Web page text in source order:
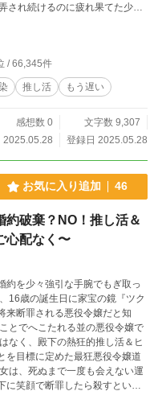
れ、限界に達した少女の物
ってもらえたが、男子にからか
てそれを捨てる。 ・難波
楽しんでいる。
/ 66,345件
推し活 もう遅い
感想数 0
文字数 9,307
2025.05.28
登録日 2025.05.28
お気に入り追加 46
約破棄？NO！推し活＆
心配なく〜
を少々強引な手腕でもぎ取っ
歳の誕生日に家宝の鏡『ツク
来断罪される悪役令嬢だと知
でへこたれる並の悪役令嬢で
を目標に定めた最狂悪役令嬢道
に笑顔で断罪したら殺すという
彼女に調教され、気付かぬま
ダリオン殿下。彼の心に全く